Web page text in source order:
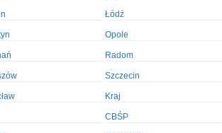
Łódź
Opole
Radom
Szczecin
Kraj
CBŚP